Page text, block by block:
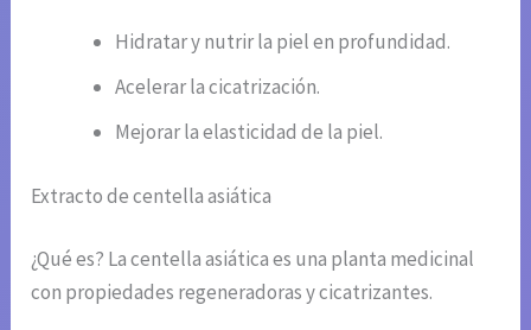
Hidratar y nutrir la piel en profundidad.
Acelerar la cicatrización.
Mejorar la elasticidad de la piel.
Extracto de centella asiática
¿Qué es? La centella asiática es una planta medicinal
con propiedades regeneradoras y cicatrizantes.